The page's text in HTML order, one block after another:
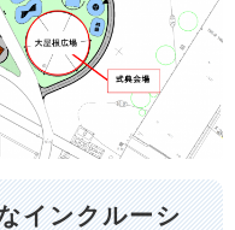
インクルーシ